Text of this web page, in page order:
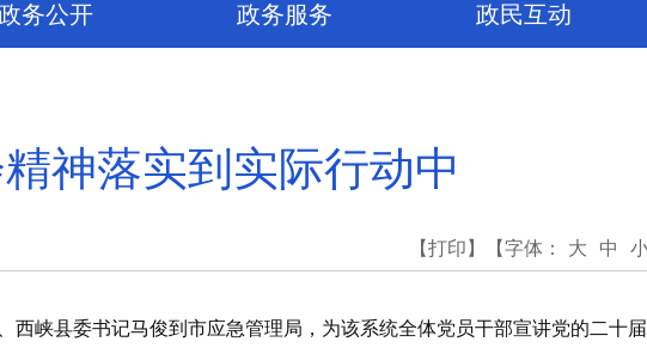
务公开 政务服务 政民互动
神落实到实际行动中
【打印】 【字体： 大 中
峡县委书记马俊到市应急管理局，为该系统全体党员干部宣讲党的二十届